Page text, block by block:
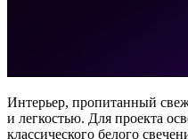
Интерьер, пропитанный
и легкостью. Для проекта
классического белого